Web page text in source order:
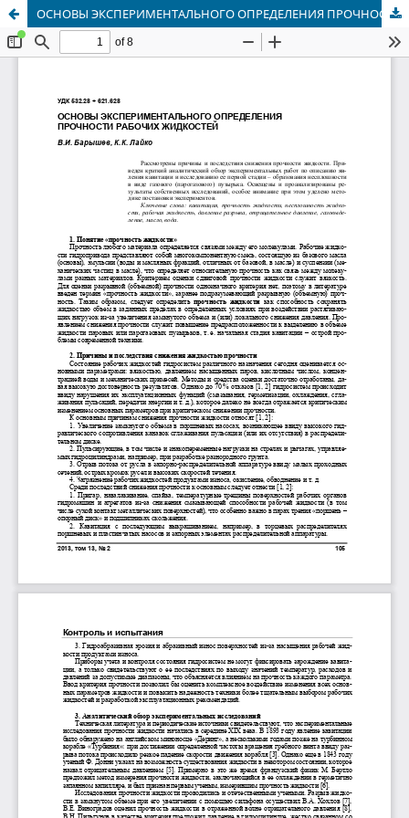
ОСНОВЫ ЭКСПЕРИМЕНТАЛЬНОГО ОПРЕДЕЛЕНИЯ ПРОЧНОСТИ РАБОЧИХ ЖИДКОСТЕЙ